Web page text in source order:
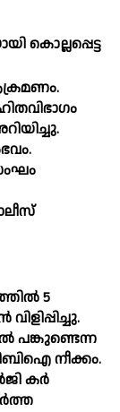
കൊല്ലപ്പെട്ട
5
പങ്കുണ്ടെന്ന
നീക്കം.
കര്‍